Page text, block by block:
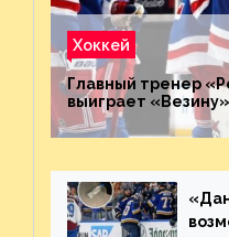
Хоккей
Главный тренер
выиграет
невероятен